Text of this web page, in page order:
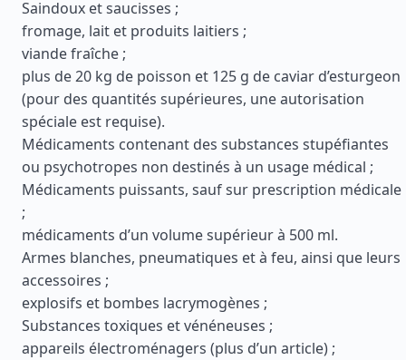
Saindoux et saucisses ;
fromage, lait et produits laitiers ;
viande fraîche ;
plus de 20 kg de poisson et 125 g de caviar d’esturgeon
(pour des quantités supérieures, une autorisation
spéciale est requise).
Médicaments contenant des substances stupéfiantes
ou psychotropes non destinés à un usage médical ;
Médicaments puissants, sauf sur prescription médicale
;
médicaments d’un volume supérieur à 500 ml.
Armes blanches, pneumatiques et à feu, ainsi que leurs
accessoires ;
explosifs et bombes lacrymogènes ;
Substances toxiques et vénéneuses ;
appareils électroménagers (plus d’un article) ;